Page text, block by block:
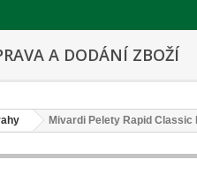
A DODÁNÍ ZBOŽÍ
Mivardi Pelety Rapid Classic